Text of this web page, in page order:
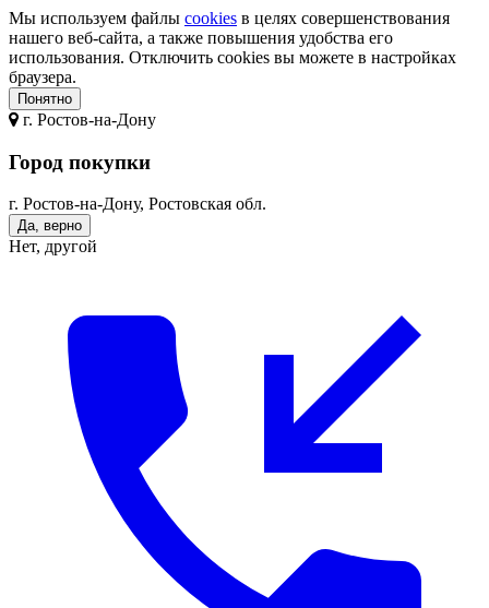
Мы используем файлы cookies в целях совершенствования
нашего веб-сайта, а также повышения удобства его
использования. Отключить cookies вы можете в настройках
браузера.
Понятно
г. Ростов-на-Дону
Город покупки
г. Ростов-на-Дону, Ростовская обл.
Да, верно
Нет, другой